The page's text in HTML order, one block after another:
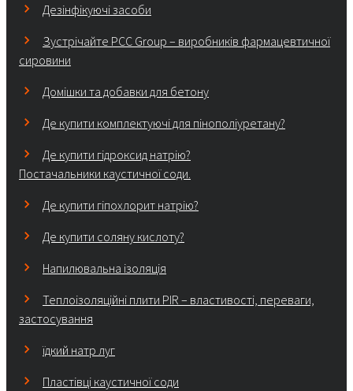
Дезінфікуючі засоби
Зустрічайте PCC Group – виробників фармацевтичної
сировини
Домішки та добавки для бетону
Де купити комплектуючі для пінополіуретану?
Де купити гідроксид натрію?
Постачальники каустичної соди.
Де купити гіпохлорит натрію?
Де купити соляну кислоту?
Напилювальна ізоляція
Теплоізоляційні плити PIR – властивості, переваги,
застосування
їдкий натр луг
Пластівці каустичної соди